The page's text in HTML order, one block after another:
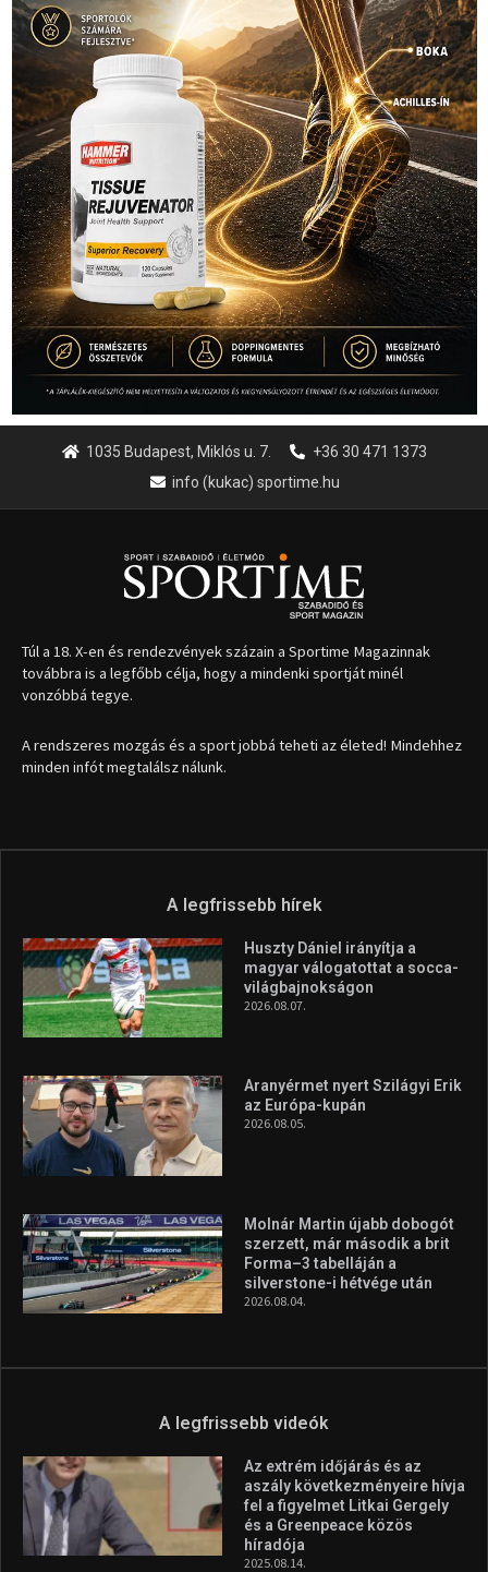
1035 Budapest, Miklós u. 7.
+36 30 471 1373
info (kukac) sportime.hu
Túl a 18. X-en és rendezvények százain a Sportime Magazinnak
továbbra is a legfőbb célja, hogy a mindenki sportját minél
vonzóbbá tegye.
A rendszeres mozgás és a sport jobbá teheti az életed! Mindehhez
minden infót megtalálsz nálunk.
A legfrissebb hírek
Huszty Dániel irányítja a
magyar válogatottat a socca-
világbajnokságon
2026.08.07.
Aranyérmet nyert Szilágyi Erik
az Európa-kupán
2026.08.05.
Molnár Martin újabb dobogót
szerzett, már második a brit
Forma–3 tabelláján a
silverstone-i hétvége után
2026.08.04.
A legfrissebb videók
Az extrém időjárás és az
aszály következményeire hívja
fel a figyelmet Litkai Gergely
és a Greenpeace közös
híradója
2025.08.14.